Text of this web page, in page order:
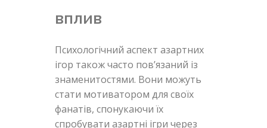
вплив
Психологічний аспект азартних
ігор також часто пов’язаний із
знаменитостями. Вони можуть
стати мотиватором для своїх
фанатів, спонукаючи їх
спробувати азартні ігри через